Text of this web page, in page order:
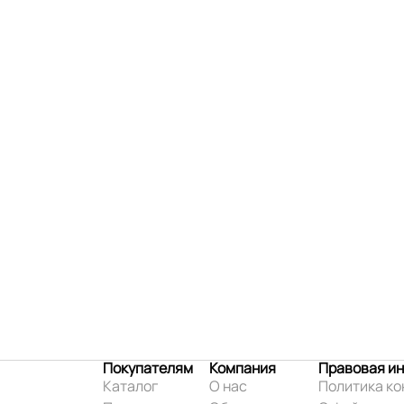
Покупателям
Каталог
Компания
О нас
Правовая
Политика